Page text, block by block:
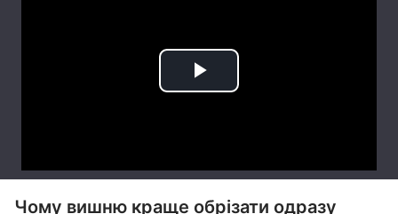
Чому вишню краще обрізати одразу